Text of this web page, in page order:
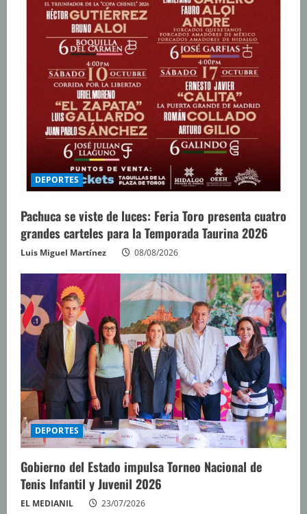
DEPORTES
Pachuca se viste de luces: Feria Toro presenta cuatro
grandes carteles para la Temporada Taurina 2026
Luis Miguel Martínez 08/08/2026
DEPORTES
Gobierno del Estado impulsa Torneo Nacional de
Tenis Infantil y Juvenil 2026
EL MEDIANIL 23/07/2026